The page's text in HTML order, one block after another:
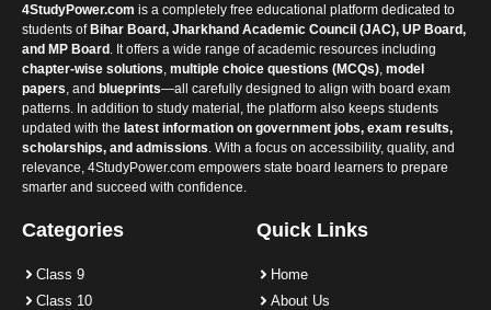
4StudyPower.com is a completely free educational platform dedicated to
students ofBihar Board, Jharkhand Academic Council (JAC), UP Board,
and MP Board . It offers a wide range of academic resources including
chapter-wise solutions multiple choice questions (MCQs) model
papers , and blueprints—all carefully designed to align with board exam
patterns. In addition to study material, the platform also keeps students
updated with the latest information on government jobs, exam results,
scholarships, and admissions . With a focus on accessibility, quality, and
relevance, 4StudyPower.com empowers state board learners to prepare
smarter and succeed with confidence.
Categories
Class 9
Class 10
Quick Links
Home
About Us